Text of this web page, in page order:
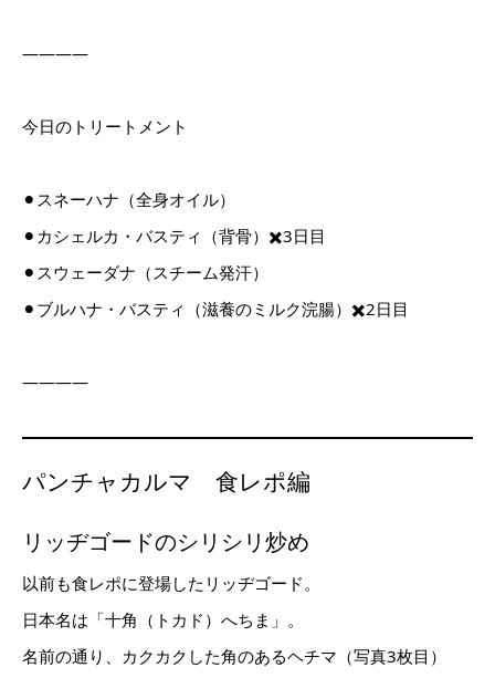
————
今日のトリートメント
⚫︎スネーハナ（全身オイル）
⚫︎カシェルカ・バスティ（背骨）✖️3日目
⚫︎スウェーダナ（スチーム発汗）
⚫︎ブルハナ・バスティ（滋養のミルク浣腸）✖️2日目
————
パンチャカルマ 食レポ編
リッヂゴードのシリシリ炒め
以前も食レポに登場したリッヂゴード。
日本名は「十角（トカド）へちま」。
名前の通り、カクカクした角のあるヘチマ（写真3枚目）